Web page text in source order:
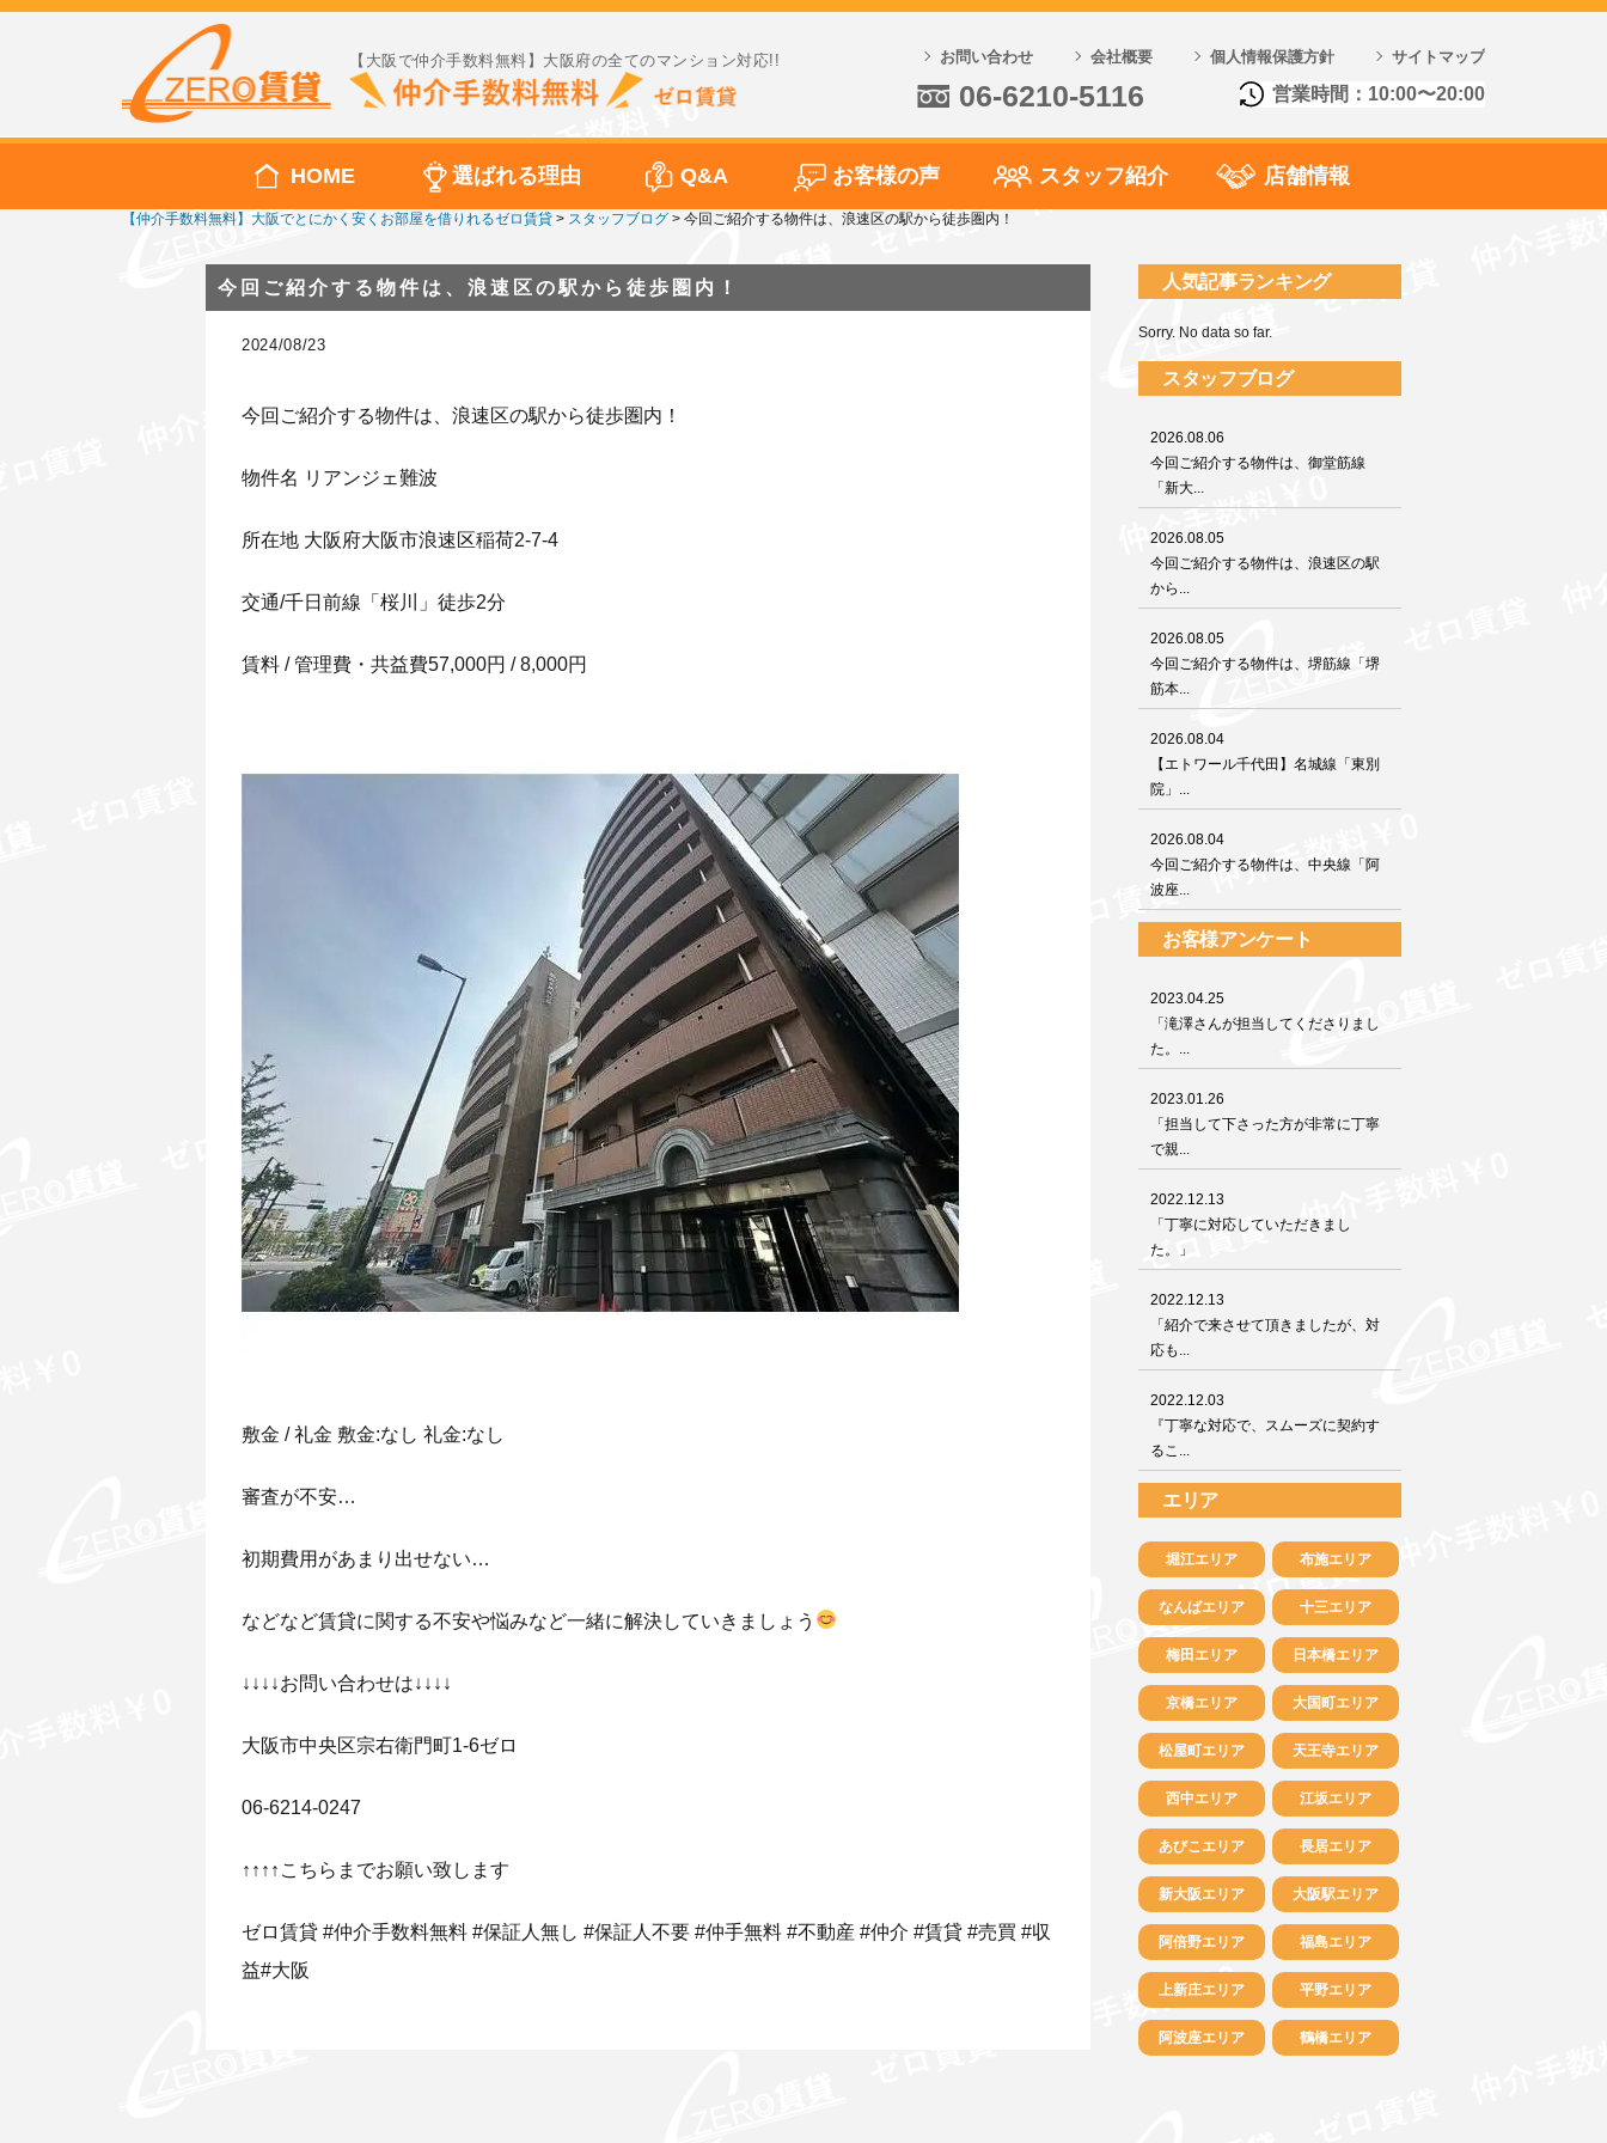
【大阪で仲介手数料無料】大阪府の全てのマンション対応!! お問い合わせ 会社概要 個人情報保護方針 サイトマップ
06-6210-5116 営業時間：10:00〜20:00
HOME 選ばれる理由 Q&A お客様の声 スタッフ紹介 店舗情報
【仲介手数料無料】大阪でとにかく安くお部屋を借りれるゼロ賃貸 > スタッフブログ > 今回ご紹介する物件は、浪速区の駅から徒歩圏内！
今回ご紹介する物件は、浪速区の駅から徒歩圏内！
2024/08/23
今回ご紹介する物件は、浪速区の駅から徒歩圏内！
物件名 リアンジェ難波
所在地 大阪府大阪市浪速区稲荷2-7-4
交通/千日前線「桜川」徒歩2分
賃料 / 管理費・共益費57,000円 / 8,000円
敷金 / 礼金 敷金:なし 礼金:なし
審査が不安…
初期費用があまり出せない…
などなど賃貸に関する不安や悩みなど一緒に解決していきましょう
↓↓↓↓お問い合わせは↓↓↓↓
大阪市中央区宗右衛門町1-6ゼロ
06-6214-0247
↑↑↑↑こちらまでお願い致します
ゼロ賃貸 #仲介手数料無料 #保証人無し #保証人不要 #仲手無料 #不動産 #仲介 #賃貸 #売買 #収
益#大阪
人気記事ランキング
Sorry. No data so far.
スタッフブログ
2026.08.06
今回ご紹介する物件は、御堂筋線
「新大...
2026.08.05
今回ご紹介する物件は、浪速区の駅
から...
2026.08.05
今回ご紹介する物件は、堺筋線「堺
筋本...
2026.08.04
【エトワール千代田】名城線「東別
院」...
2026.08.04
今回ご紹介する物件は、中央線「阿
波座...
お客様アンケート
2023.04.25
「滝澤さんが担当してくださりまし
た。...
2023.01.26
「担当して下さった方が非常に丁寧
で親...
2022.12.13
「丁寧に対応していただきまし
た。」
2022.12.13
「紹介で来させて頂きましたが、対
応も...
2022.12.03
『丁寧な対応で、スムーズに契約す
るこ...
エリア
堀江エリア 布施エリア
なんばエリア 十三エリア
梅田エリア 日本橋エリア
京橋エリア 大国町エリア
松屋町エリア 天王寺エリア
西中エリア 江坂エリア
あびこエリア 長居エリア
新大阪エリア 大阪駅エリア
阿倍野エリア 福島エリア
上新庄エリア 平野エリア
阿波座エリア 鶴橋エリア